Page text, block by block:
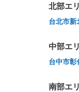
荷物の破損
北部エ
台北市新
中部エ
台中市彰
南部エ